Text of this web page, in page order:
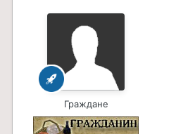
Граждане